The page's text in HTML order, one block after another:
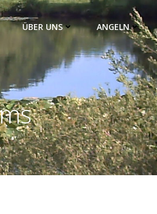
ÜBER UNS ANGELN